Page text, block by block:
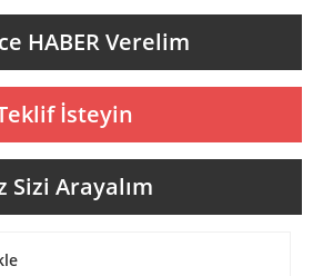
HABER Verelim
İsteyin
Sizi Arayalım